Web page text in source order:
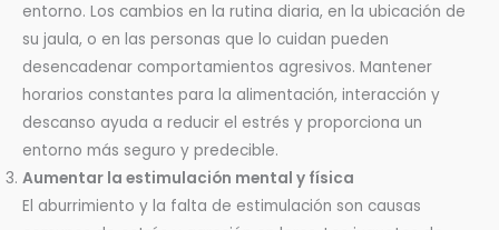
entorno. Los cambios en la rutina diaria, en la ubicación de
su jaula, o en las personas que lo cuidan pueden
desencadenar comportamientos agresivos. Mantener
horarios constantes para la alimentación, interacción y
descanso ayuda a reducir el estrés y proporciona un
entorno más seguro y predecible.
Aumentar la estimulación mental y física
El aburrimiento y la falta de estimulación son causas